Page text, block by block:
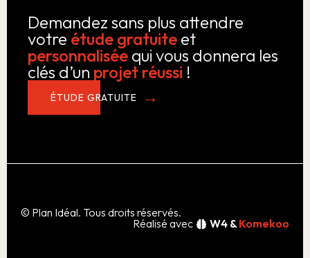
Demandez sans plus attendre
votre étude gratuite et
personnalisée qui vous donnera les
clés d’un projet réussi !
ÉTUDE GRATUITE
© Plan Idéal. Tous droits réservés.
Réalisé avec
W4 &Komekoo